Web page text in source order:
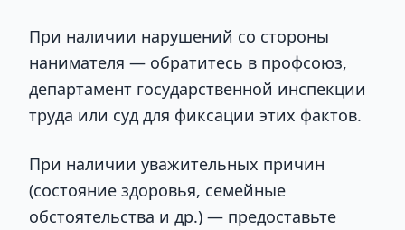
При наличии нарушений со стороны
нанимателя — обратитесь в профсоюз,
департамент государственной инспекции
труда или суд для фиксации этих фактов.
При наличии уважительных причин
(состояние здоровья, семейные
обстоятельства и др.) — предоставьте